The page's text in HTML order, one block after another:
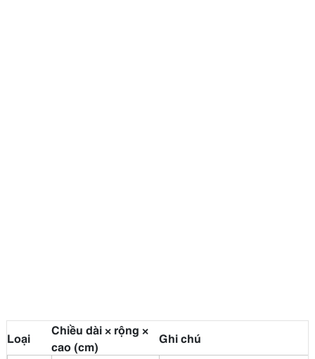
Loại
Chiều dài × rộng ×
cao (cm)
Ghi chú